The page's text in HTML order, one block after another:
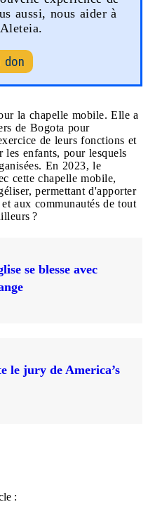
aussi, nous aider à
don
la chapelle mobile. Elle a
de Bogota pour
de leurs fonctions et
les enfants, pour lesquels
En 2023, le
cette chapelle mobile,
permettant d'apporter
aux communautés de tout
?
se blesse avec
le jury de America’s
: